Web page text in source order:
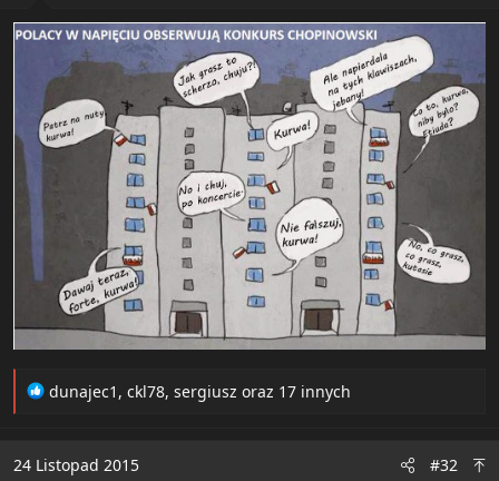
R
t
dunajec1 , ckl78, sergiusz oraz 17 innych
24 Listopad 2015 #32